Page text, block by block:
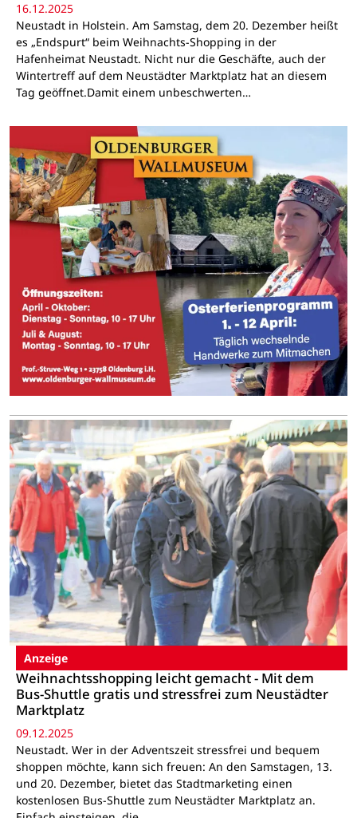
16.12.2025
Neustadt in Holstein. Am Samstag, dem 20. Dezember heißt
es „Endspurt“ beim Weihnachts-Shopping in der
Hafenheimat Neustadt. Nicht nur die Geschäfte, auch der
Wintertreff auf dem Neustädter Marktplatz hat an diesem
Tag geöffnet.Damit einem unbeschwerten…
Anzeige
Weihnachtsshopping leicht gemacht - Mit dem
Bus-Shuttle gratis und stressfrei zum Neustädter
Marktplatz
09.12.2025
Neustadt. Wer in der Adventszeit stressfrei und bequem
shoppen möchte, kann sich freuen: An den Samstagen, 13.
und 20. Dezember, bietet das Stadtmarketing einen
kostenlosen Bus-Shuttle zum Neustädter Marktplatz an.